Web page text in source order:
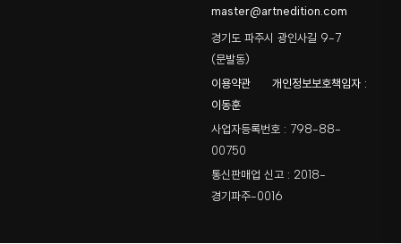
master@artnedition.com
경기도 파주시 광인사길 9-7
(문발동)
이용약관
개인정보보호책임자 :
이동훈
사업자등록번호 : 798-88-
00750
통신판매업 신고 : 2018-
경기파주-0016